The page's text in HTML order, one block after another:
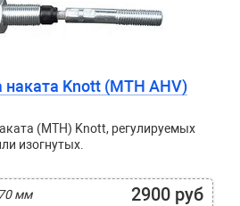
наката Knott (МТН AHV)
(МТН) Knott, регулируемых
изогнутых.
мм 2900 руб